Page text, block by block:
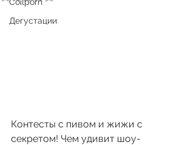
Дегустации
Контесты с пивом и жижи с
секретом! Чем удивит шоу-